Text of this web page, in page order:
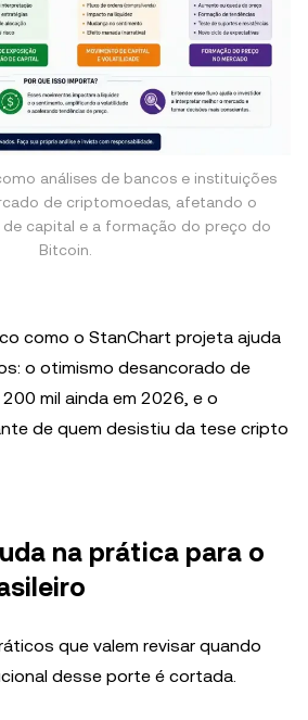
análises de bancos e instituições
de criptomoedas, afetando o
capital e a formação do preço do
Bitcoin.
como o StanChart projeta ajuda
o otimismo desancorado de
mil ainda em 2026, e o
de quem desistiu da tese cripto
na prática para o
que valem revisar quando
desse porte é cortada.